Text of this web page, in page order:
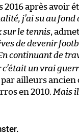
après avoir
j’ai su au
sur le tennis,
de devenir
continuant de
un vrai
ailleurs ancien
en 2010. Mais